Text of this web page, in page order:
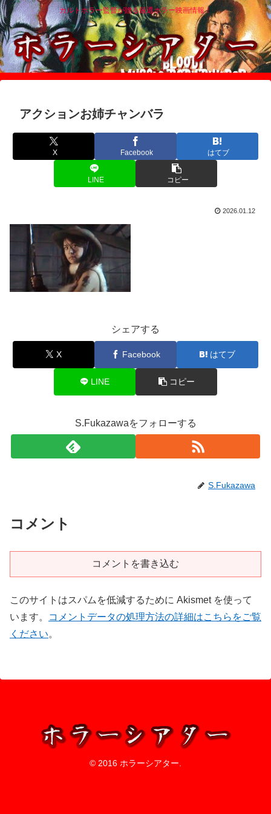
カルトホラー監督が贈る厳選ホラー映画情報！
アクションお姉チャンバラ
X Facebook はてブ
LINE コピー
2026.01.12
シェアする
X Facebook はてブ
LINE コピー
S.Fukazawaをフォローする
S.Fukazawa
コメント
コメントを書き込む
このサイトはスパムを低減するために Akismet を使って
います。
コメントデータの処理方法の詳細はこちらをご覧
ください。
© 2016 ホラーシアター.